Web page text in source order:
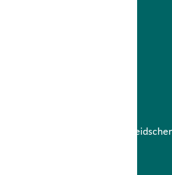
Storing berichtenverkeer